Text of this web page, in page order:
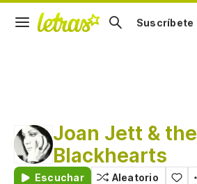
Suscríbete
Joan Jett & the
Blackhearts
Escuchar Aleatorio